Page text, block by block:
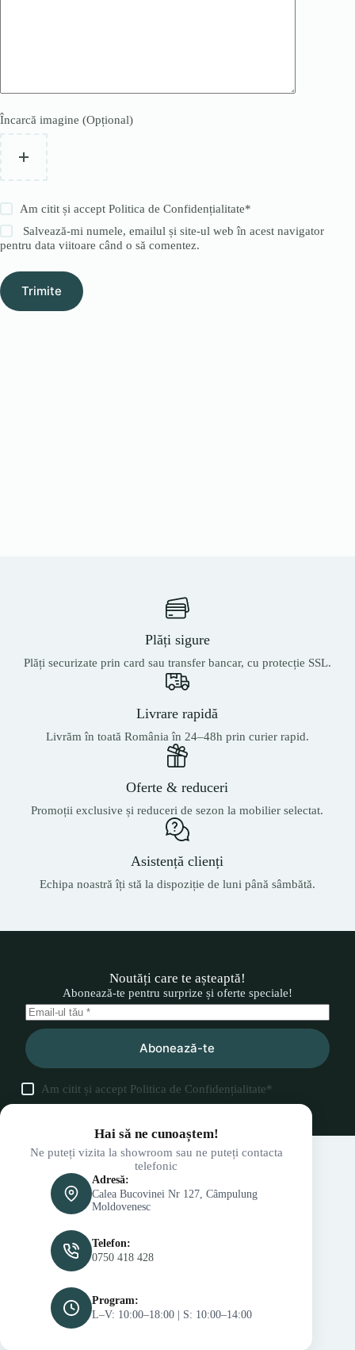
Încarcă imagine (Opțional)
Am citit și acceptPolitica de Confidențialitate*
Salvează-mi numele, emailul și site-ul web în acest navigator
pentru data viitoare când o să comentez.
Trimite
Plăți sigure
Plăți securizate prin card sau transfer bancar, cu protecție SSL.
Livrare rapidă
Livrăm în toată România în 24–48h prin curier rapid.
Oferte & reduceri
Promoții exclusive și reduceri de sezon la mobilier selectat.
Asistență clienți
Echipa noastră îți stă la dispoziție de luni până sâmbătă.
Noutăți care te așteaptă!
Abonează-te pentru surprize și oferte speciale!
Abonează-te
Am citit și accept Politica de Confidențialitate*
Hai să ne cunoaștem!
Ne puteți vizita la showroom sau ne puteți contacta
telefonic
Adresă:
Calea Bucovinei Nr 127, Câmpulung
Moldovenesc
Telefon:
0750 418 428
Program:
L–V: 10:00–18:00 | S: 10:00–14:00